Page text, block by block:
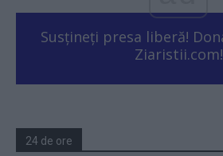
Susțineți presa liberă!
Ziaristii.com!
24 de ore